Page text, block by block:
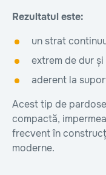
Rezultatul este:
un strat
extrem de dur
aderent la
Acest tip de
compactă,
frecvent în
moderne.